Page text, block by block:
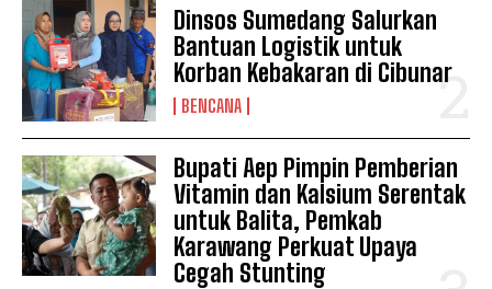
Dinsos Sumedang Salurkan
Bantuan Logistik untuk
Korban Kebakaran di Cibunar
BENCANA
Bupati Aep Pimpin Pemberian
Vitamin dan Kalsium Serentak
untuk Balita, Pemkab
Karawang Perkuat Upaya
Cegah Stunting